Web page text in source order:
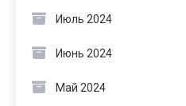
Июль 2024
Июнь 2024
Май 2024